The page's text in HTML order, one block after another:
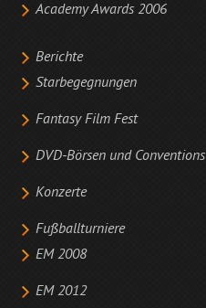
Academy Awards 2006
Berichte
Starbegegnungen
Fantasy Film Fest
DVD-Börsen und Conventions
Konzerte
Fußballturniere
EM 2008
EM 2012